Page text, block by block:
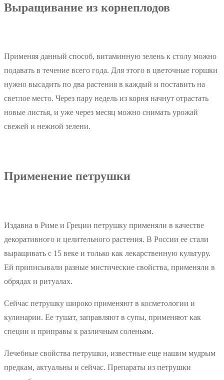
Выращивание из корнеплодов
Применяя данный способ, витаминную зелень к столу можно
подавать в течение всего года. Для этого в цветочные горшки
нужно высадить по два растения в каждый и поставить на
светлое место. Через пару недель из корня начнут отрастать
новые листья, и уже через месяц можно снимать урожай
свежей и нежной зелени.
Применение петрушки
Издавна в Риме и Греции петрушку применяли в качестве
декоративного и целительного растения. В России ее стали
выращивать с 15 веке и только как лекарственную культуру.
Ей приписывали разные мистические свойства, применяли в
обрядах и ритуалах.
Сейчас петрушку широко применяют в косметологии и
кулинарии. Ее тушат, заправляют в супы, применяют как
специи и приправы к различным соленьям.
Лечебные свойства петрушки, известные еще нашим мудрым
предкам, актуальны и сейчас. Препараты из петрушки